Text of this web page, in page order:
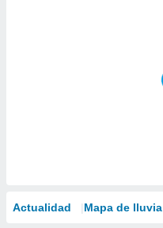
Actualidad Mapa de lluvia